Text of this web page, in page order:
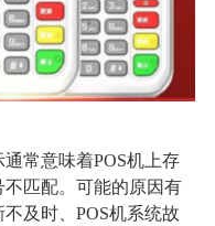
常意味着POS机上存
匹配。可能的原因有
及时、POS机系统故